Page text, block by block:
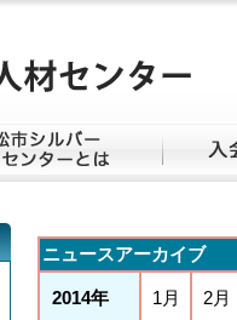
ニュースアーカイブ
2014年 1月 2月